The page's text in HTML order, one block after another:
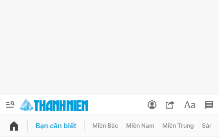
QUẢNG CÁO ĐẶT BÁO
Bạn cần biết Miền Bắc Miền Nam Miền Trung Sản